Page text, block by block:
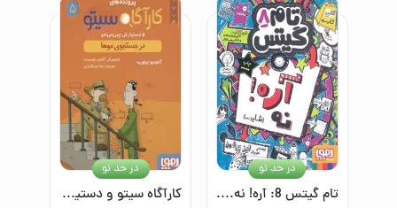
تام گیتس 8: آره! نه. (شاید....)
در حد نو
کارآگاه سیتو و دستیارش چین می‌ادو 5: در جستجوی موها
در حد نو